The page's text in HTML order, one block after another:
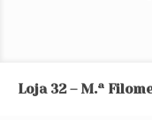
Loja 32 –
Loja 32 – M.ª